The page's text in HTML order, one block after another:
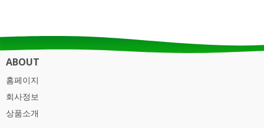
된 제품은 대상웰라이프의 어린이 균형영양 음료로,
성장기 아이들이 보다 건강하게 명절을 보낼 수 있도
록 돕기 위한 취지로 마련됐다. 진헬씨라이프는 “아이
들의 밝은 웃음이 기업이 추구하는 가치와 사회적 책
이번 나눔 활동은 각 지역 아동복지시설 관계자 및 협
력 파트너들의 협조 속에 원활하게 진행됐다. 진헬씨
ABOUT
홈페이지
회사정보
상품소개